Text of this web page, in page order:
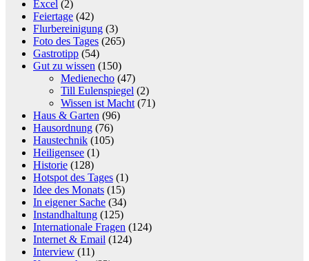
Excel (2)
Feiertage (42)
Flurbereinigung (3)
Foto des Tages (265)
Gastrotipp (54)
Gut zu wissen (150)
Medienecho (47)
Till Eulenspiegel (2)
Wissen ist Macht (71)
Haus & Garten (96)
Hausordnung (76)
Haustechnik (105)
Heiligensee (1)
Historie (128)
Hotspot des Tages (1)
Idee des Monats (15)
In eigener Sache (34)
Instandhaltung (125)
Internationale Fragen (124)
Internet & Email (124)
Interview (11)